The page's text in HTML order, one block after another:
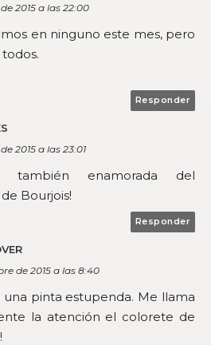
2015 a las 22:00
en ninguno este mes, pero
Responder
2015 a las 23:01
también enamorada del
Bourjois!
Responder
de 2015 a las 8:40
pinta estupenda. Me llama
la atención el colorete de